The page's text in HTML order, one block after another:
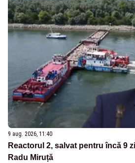
9 aug. 2026, 11:40
Reactorul 2, salvat pentru încă 9
Radu Miruță